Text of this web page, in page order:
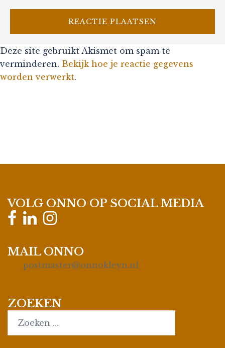
Deze site gebruikt Akismet om spam te
verminderen. Bekijk hoe je reactie gegevens
worden verwerkt.
VOLG ONNO OP SOCIAL MEDIA
MAIL ONNO
postmaster@onnokleyn.nl
ZOEKEN